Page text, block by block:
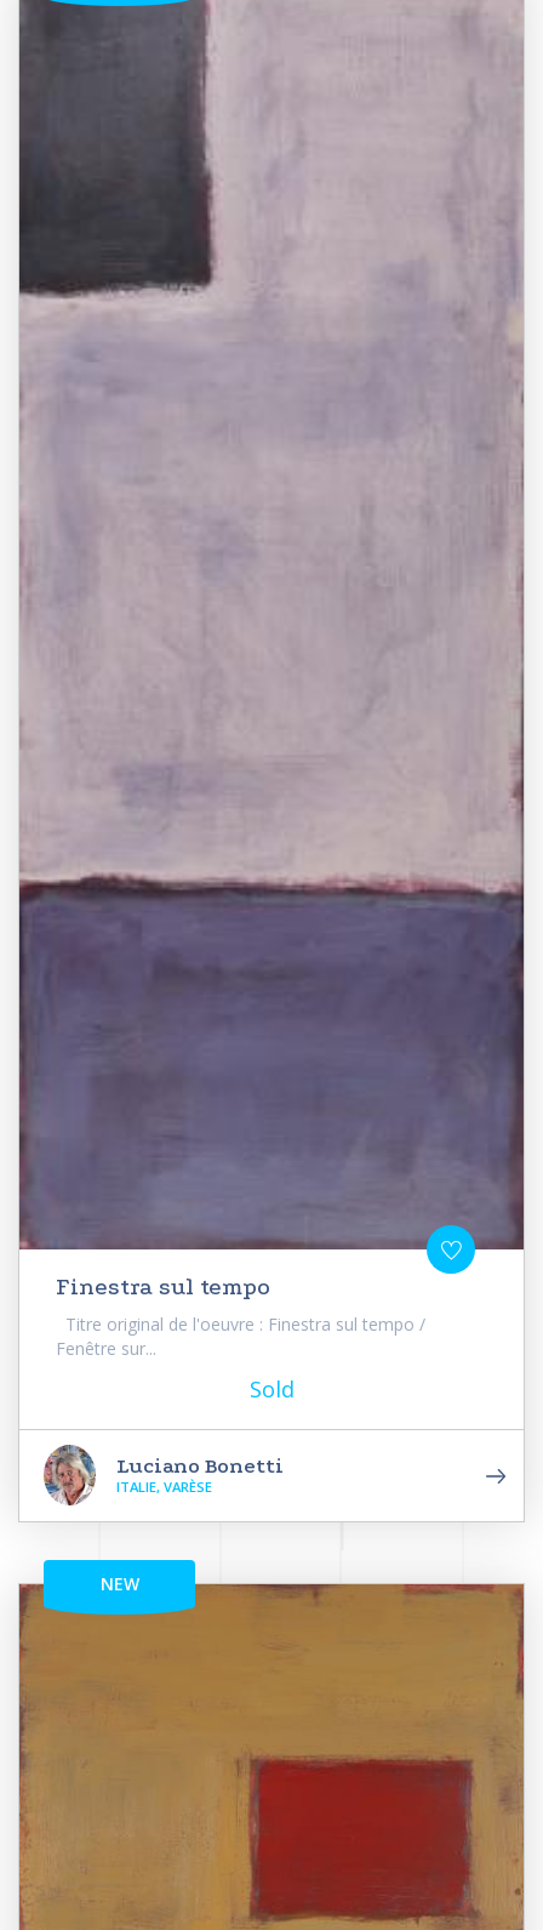
Finestra sul tempo
Titre original de l'oeuvre : Finestra sul tempo /
Fenêtre sur...
Sold
Luciano Bonetti
ITALIE, VARÈSE
NEW